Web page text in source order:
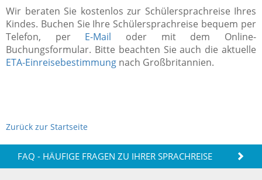
Wir beraten Sie kostenlos zur Schülersprachreise Ihres
Kindes. Buchen Sie Ihre Schülersprachreise bequem per
Telefon, per E-Mail oder mit dem Online-
Buchungsformular. Bitte beachten Sie auch die aktuelle
ETA-Einreisebestimmung nach Großbritannien.
Zurück zur Startseite
FAQ - HÄUFIGE FRAGEN ZU IHRER SPRACHREISE